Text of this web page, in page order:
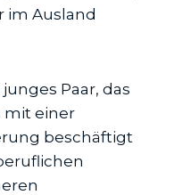
im Ausland
Paar, das
mit einer
beschäftigt